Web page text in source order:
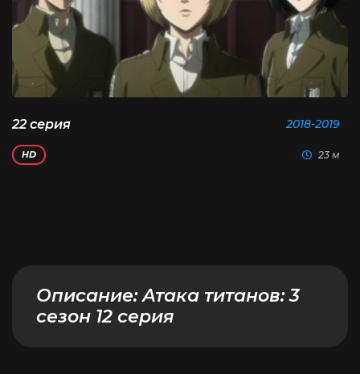
22 серия 2018-2019
HD 23 м
Описание:Атака титанов: 3
сезон 12 серия